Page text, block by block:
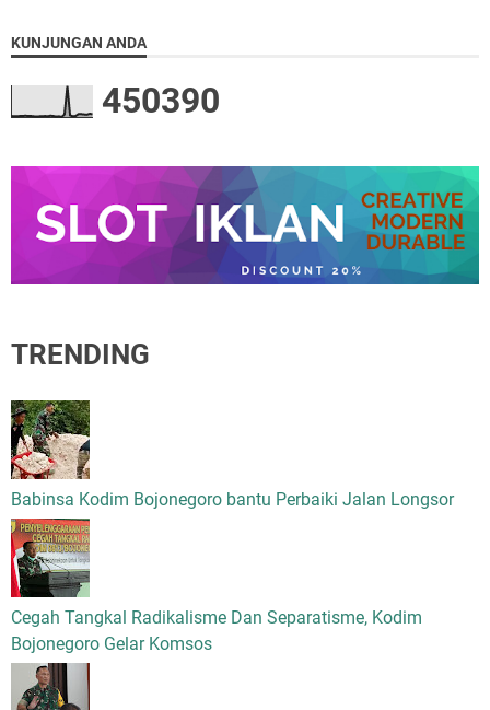
KUNJUNGAN ANDA
450390
TRENDING
Babinsa Kodim Bojonegoro bantu Perbaiki Jalan Longsor
Cegah Tangkal Radikalisme Dan Separatisme, Kodim
Bojonegoro Gelar Komsos